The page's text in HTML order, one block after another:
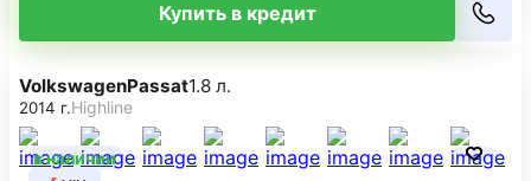
Купить в кредит
в наличии
VolkswagenPassat1.8 л.
2014 г.Highline